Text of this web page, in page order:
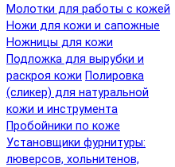
Молотки для работы с кожей
Ножи для кожи и сапожные
Ножницы для кожи
Подложка для вырубки и
раскроя кожи Полировка
(сликер) для натуральной
кожи и инструмента
Пробойники по коже
Установщики фурнитуры:
люверсов, хольнитенов,